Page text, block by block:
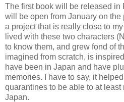
The first book will be released in
will be open from January on
a project that is really close to
lived with these two characters
to know them, and grew fond of
imagined from scratch, is
have been in Japan and have
memories. I have to say, it
quarantines to be able to at
Japan.